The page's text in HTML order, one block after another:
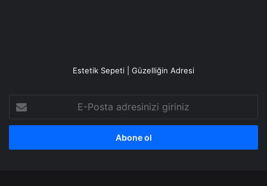
Estetik Sepeti | Güzelliğin Adresi
Posta
adresinizi